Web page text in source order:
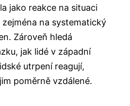
jako reakce na situaci
na systematický
Zároveň hledá
jak lidé v západní
utrpení reagují,
poměrně vzdálené.